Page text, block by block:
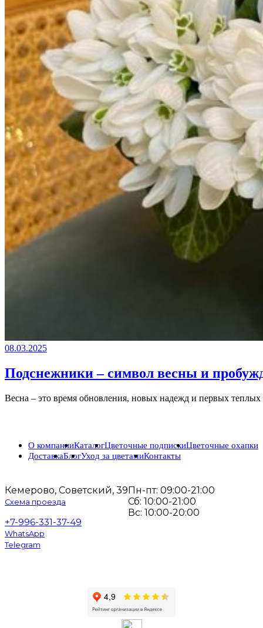
08.03.2025
Подснежники – символ весны и
Весна – это время обновления, новых надежд и первых теплых
Кемерово, Советский, 39
Схема проезда
+7-996-331-37-49
WhatsApp
Telegram
Пн-пт: 09:00-21:00
Сб: 10:00-21:00
Вс: 10:00-20:00
О компанииКаталогЦветочные подпискиЦветочные охапки
ДоставкаБлогУход за цветамиКонтакты